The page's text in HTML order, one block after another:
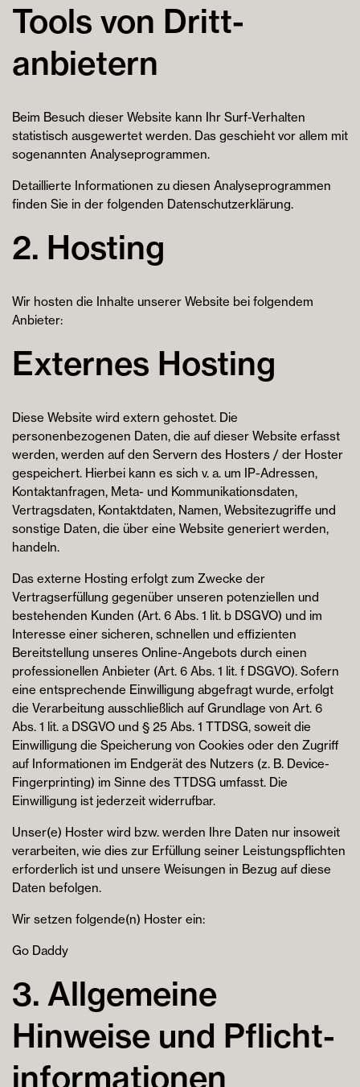
Tools von Dritt­
anbietern
Beim Besuch dieser Website kann Ihr Surf-Verhalten
statistisch ausgewertet werden. Das geschieht vor allem mit
sogenannten Analyseprogrammen.
Detaillierte Informationen zu diesen Analyseprogrammen
finden Sie in der folgenden Datenschutzerklärung.
2. Hosting
Wir hosten die Inhalte unserer Website bei folgendem
Anbieter:
Externes Hosting
Diese Website wird extern gehostet. Die
personenbezogenen Daten, die auf dieser Website erfasst
werden, werden auf den Servern des Hosters / der Hoster
gespeichert. Hierbei kann es sich v. a. um IP-Adressen,
Kontaktanfragen, Meta- und Kommunikationsdaten,
Vertragsdaten, Kontaktdaten, Namen, Websitezugriffe und
sonstige Daten, die über eine Website generiert werden,
handeln.
Das externe Hosting erfolgt zum Zwecke der
Vertragserfüllung gegenüber unseren potenziellen und
bestehenden Kunden (Art. 6 Abs. 1 lit. b DSGVO) und im
Interesse einer sicheren, schnellen und effizienten
Bereitstellung unseres Online-Angebots durch einen
professionellen Anbieter (Art. 6 Abs. 1 lit. f DSGVO). Sofern
eine entsprechende Einwilligung abgefragt wurde, erfolgt
die Verarbeitung ausschließlich auf Grundlage von Art. 6
Abs. 1 lit. a DSGVO und § 25 Abs. 1 TTDSG, soweit die
Einwilligung die Speicherung von Cookies oder den Zugriff
auf Informationen im Endgerät des Nutzers (z. B. Device-
Fingerprinting) im Sinne des TTDSG umfasst. Die
Einwilligung ist jederzeit widerrufbar.
Unser(e) Hoster wird bzw. werden Ihre Daten nur insoweit
verarbeiten, wie dies zur Erfüllung seiner Leistungspflichten
erforderlich ist und unsere Weisungen in Bezug auf diese
Daten befolgen.
Wir setzen folgende(n) Hoster ein:
Go Daddy
3. Allgemeine
Hinweise und Pflicht­
informationen